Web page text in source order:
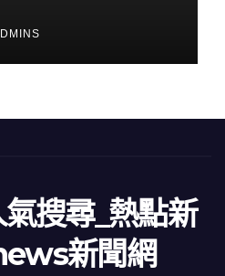
搜尋_熱點新
新聞網